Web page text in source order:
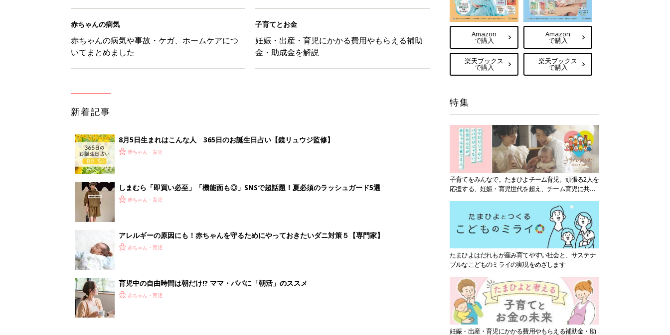
しまむら「即買い必至」「機能面も◎」SNSで超話題！夏必須のラッシュガード5選
赤ちゃん・育児
アレルギーの原因にも！赤ちゃんを守るためにやっておきたいダニ対策５【専門家】
< 1 2 3 4 5 >
Amazon
で購入
楽天ブックス
で購入
Amazon
で購入
楽天ブックス
で購入
特集
子育てをみんなで。たまひよチーム育児。頑張る2人を
応援する、妊娠・育児世代を超え、チーム育児に共感
たまひよはだれもが産み育てやすい社会と、サステナ
ブルなこどものミライの実現をめざします
妊娠・出産・育児にかかる費用やもらえる補助金・助